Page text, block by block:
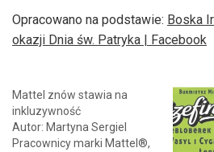
Opracowano na podstawie: Boska
okazji Dnia św. Patryka | Facebook
Mattel znów stawia na
inkluzywność
Autor: Martyna Sergiel
Pracownicy marki Mattel®,